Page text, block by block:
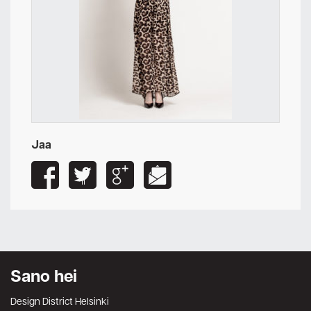
Jaa
Sano hei
Design District Helsinki